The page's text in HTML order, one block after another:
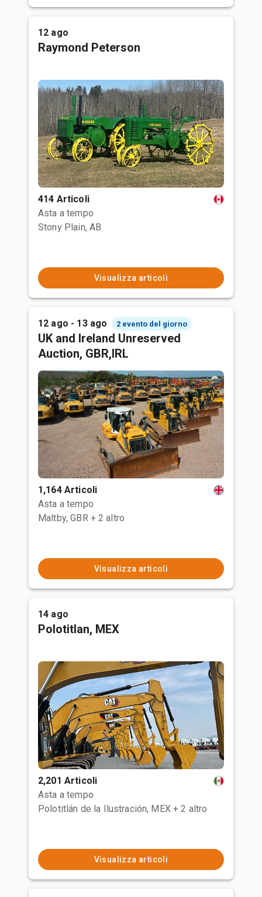
12 ago
Raymond Peterson
414 Articoli
Asta a tempo
Stony Plain, AB
Visualizza articoli
12 ago - 13 ago 2 evento del giorno
UK and Ireland Unreserved
Auction, GBR,IRL
1,164 Articoli
Asta a tempo
Maltby, GBR + 2 altro
Visualizza articoli
14 ago
Polotitlan, MEX
2,201 Articoli
Asta a tempo
Polotitlán de la Ilustración, MEX + 2 altro
Visualizza articoli